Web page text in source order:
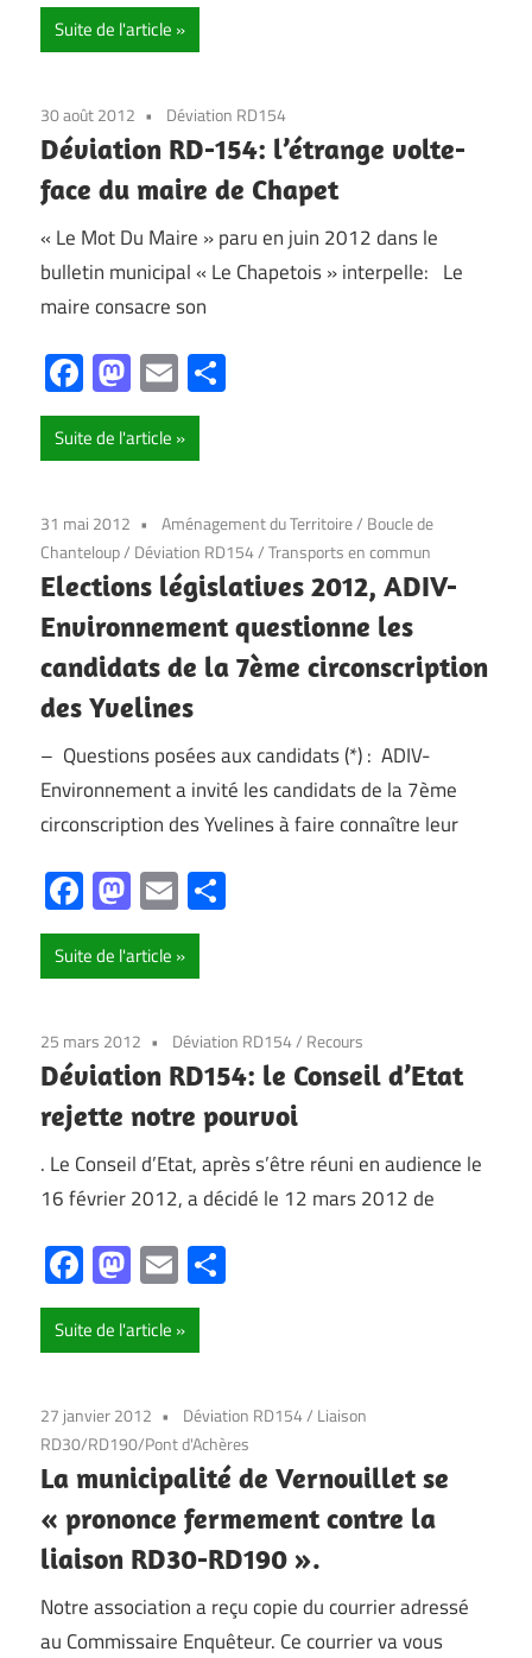
Suite de l'article
30 août 2012 Déviation RD154
Déviation RD-154: l’étrange volte-
face du maire de Chapet
« Le Mot Du Maire » paru en juin 2012 dans le
bulletin municipal « Le Chapetois » interpelle: Le
maire consacre son
Facebook
Mastodon
Email
Suite de l'article
31 mai 2012 Aménagement du Territoire/ Boucle de
Chanteloup/ Déviation RD154/Transports en commun
Elections législatives 2012, ADIV-
Environnement questionne les
candidats de la 7ème circonscription
des Yvelines
– Questions posées aux candidats (*) : ADIV-
Environnement a invité les candidats de la 7ème
circonscription des Yvelines à faire connaître leur
Facebook
Mastodon
Email
Suite de l'article
25 mars 2012 Déviation RD154/ Recours
Déviation RD154: le Conseil d’Etat
rejette notre pourvoi
. Le Conseil d’Etat, après s’être réuni en audience le
16 février 2012, a décidé le 12 mars 2012 de
Facebook
Mastodon
Email
Suite de l'article
27 janvier 2012 Déviation RD154/ Liaison
RD30/RD190/Pont d'Achères
La municipalité de Vernouillet se
« prononce fermement contre la
liaison RD30-RD190 ».
Notre association a reçu copie du courrier adressé
au Commissaire Enquêteur. Ce courrier va vous